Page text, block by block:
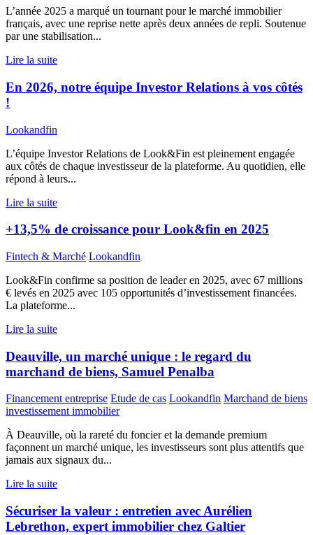
L’année 2025 a marqué un tournant pour le marché immobilier
français, avec une reprise nette après deux années de repli. Soutenue
par une stabilisation...
Lire la suite
En 2026, notre équipe Investor Relations à vos côtés
!
Lookandfin
L’équipe Investor Relations de Look&Fin est pleinement engagée
aux côtés de chaque investisseur de la plateforme. Au quotidien, elle
répond à leurs...
Lire la suite
+13,5% de croissance pour Look&fin en 2025
Fintech & Marché Lookandfin
Look&Fin confirme sa position de leader en 2025, avec 67 millions
€ levés en 2025 avec 105 opportunités d’investissement financées.
La plateforme...
Lire la suite
Deauville, un marché unique : le regard du
marchand de biens, Samuel Penalba
Financement entreprise Etude de cas Lookandfin Marchand de biens
investissement immobilier
À Deauville, où la rareté du foncier et la demande premium
façonnent un marché unique, les investisseurs sont plus attentifs que
jamais aux signaux du...
Lire la suite
Sécuriser la valeur : entretien avec Aurélien
Lebrethon, expert immobilier chez Galtier